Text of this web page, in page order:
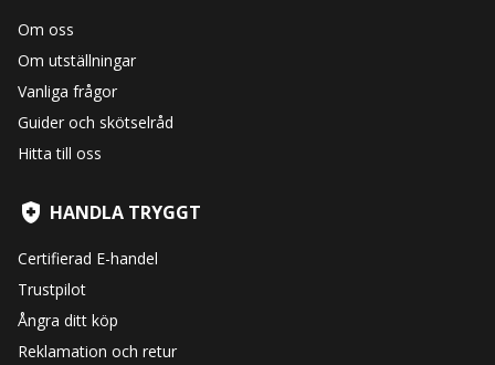
Om oss
Om utställningar
Vanliga frågor
Guider och skötselråd
Hitta till oss
HANDLA TRYGGT
Certifierad E-handel
Trustpilot
Ångra ditt köp
Reklamation och retur